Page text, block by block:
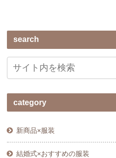
search
category
新商品×服装
結婚式×おすすめの服装